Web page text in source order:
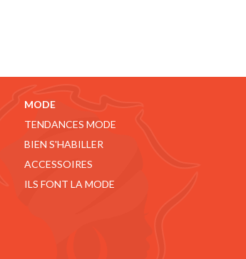
MODE
TENDANCES MODE
BIEN S'HABILLER
ACCESSOIRES
ILS FONT LA MODE